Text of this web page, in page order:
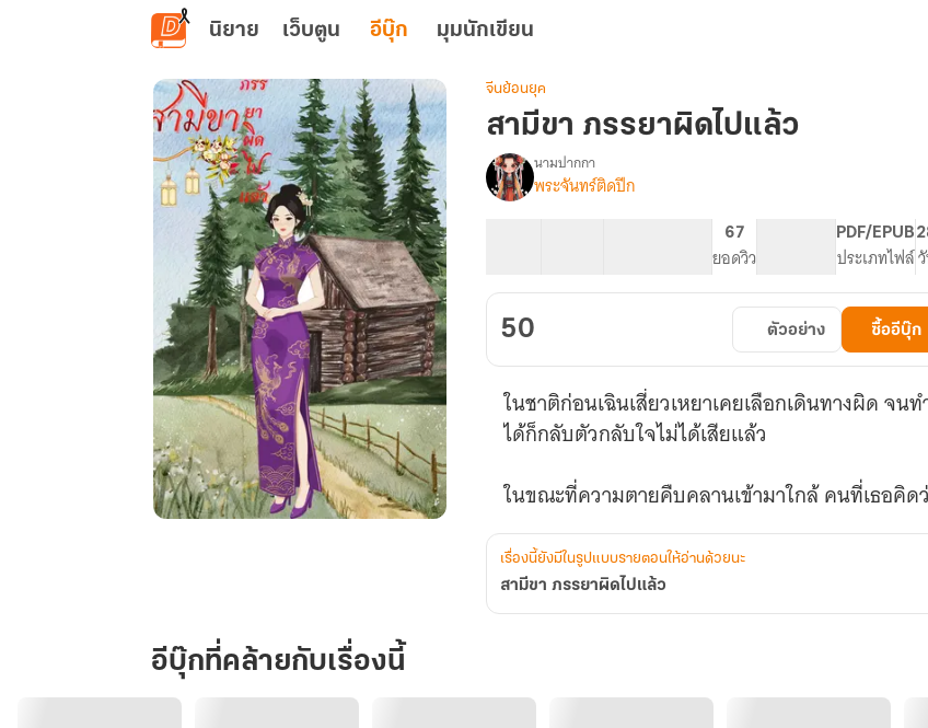
ข้ามไปยังเนื้อหาหลัก
นิยาย เว็บตูน อีบุ๊ก มุมนักเขียน
แล้ว
จีนย้อนยุค
สามีขา ภรรยาผิดไปแล้ว
เรื่อง
สามี
ไป
แล้ว
นามปากกา
พระจันทร์ติดปีก
67
ยอดวิว
PDF/EPUB
ประเภทไฟล์
50 ตัวอย่าง ซื้ออีบุ๊ก
ในชาติก่อนเฉินเสี่ยวเหยาเคยเลือกเดินทางผิด จ
ได้ก็กลับตัวกลับใจไม่ได้เสียแล้ว
ในขณะที่ความตายคืบคลานเข้ามาใกล้ คนที่เธอคิ
เรื่องนี้ยังมีในรูปแบบรายตอนให้อ่านด้วยนะ
สามีขา ภรรยาผิดไปแล้ว
อีบุ๊กที่คล้ายกับเรื่องนี้